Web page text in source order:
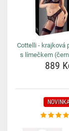
Cottelli - krajková
s límečkem
889